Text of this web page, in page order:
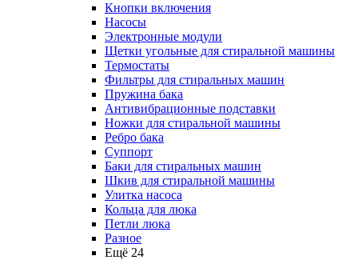
Кнопки включения
Насосы
Электронные модули
Щетки угольные для стиральной машины
Термостаты
Фильтры для стиральных машин
Пружина бака
Антивибрационные подставки
Ножки для стиральной машины
Ребро бака
Суппорт
Баки для стиральных машин
Шкив для стиральной машины
Улитка насоса
Кольца для люка
Петли люка
Разное
Ещё 24